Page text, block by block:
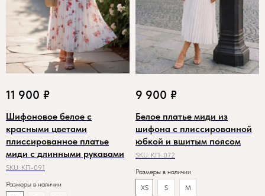
11 900 ₽
Шифоновое белое с
красными цветами
плиссированное платье
миди с длинными рукавами
SKU: КП-091
Размеры в наличии
9 900 ₽
Белое платье миди из
шифона с плиссированной
юбкой и вшитым поясом
SKU: КП-072
Размеры в наличии
XS
S M